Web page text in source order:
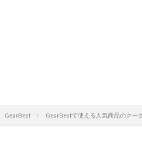
GearBest GearBestで使える人気商品のクー